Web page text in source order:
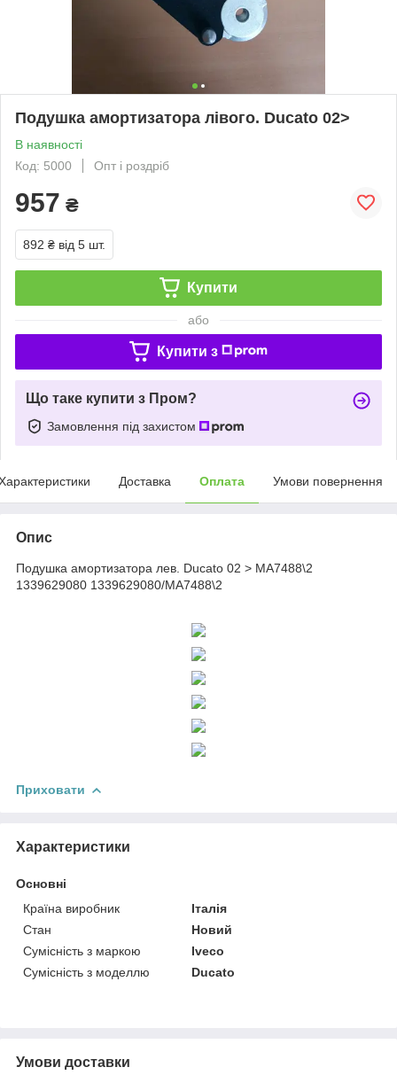
Подушка амортизатора лівого. Ducato 02>
В наявності
Код: 5000
Опт і роздріб
957 ₴
892 ₴ від 5 шт.
Купити
або
Купити з
Що таке купити з Пром?
Замовлення під захистом
Доставка Оплата Умови повернення
Опис
Подушка амортизатора лев. Ducato 02 > MA7488\2
1339629080 1339629080/MA7488\2
Приховати
Характеристики
Основні
Країна виробник
Італія
Стан
Новий
Сумісність з маркою
Iveco
Сумісність з моделлю
Ducato
Умови доставки